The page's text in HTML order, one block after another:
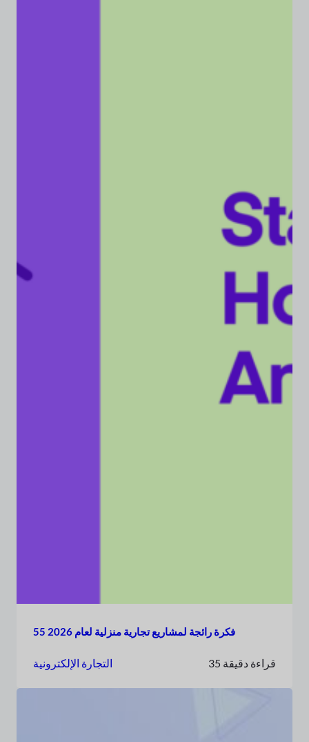
55 فكرة رائجة لمشاريع تجارية منزلية لعام 2026
التجارة الإلكترونية 35 قراءة دقيقة